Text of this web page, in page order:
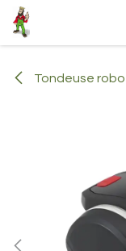
Se rendre au
Tondeuse